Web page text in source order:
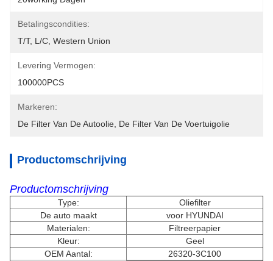
Betalingscondities:
T/T, L/C, Western Union
Levering Vermogen:
100000PCS
Markeren:
De Filter Van De Autoolie De Filter Van De Voertuigolie
Productomschrijving
Productomschrijving
Type:
Oliefilter
De auto maakt
voor HYUNDAI
Materialen:
Filtreerpapier
Kleur:
Geel
OEM Aantal:
26320-3C100